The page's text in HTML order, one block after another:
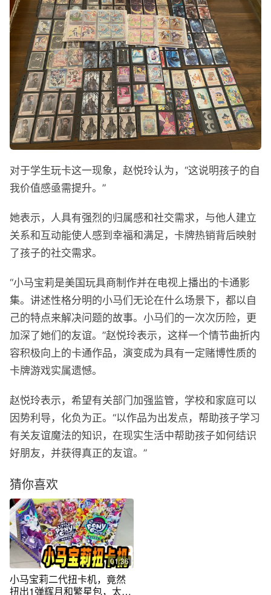
对于学生玩卡这一现象，赵悦玲认为，“这说明孩子的自
我价值感亟需提升。”
她表示，人具有强烈的归属感和社交需求，与他人建立
关系和互动能使人感到幸福和满足，卡牌热销背后映射
了孩子的社交需求。
“小马宝莉是美国玩具商制作并在电视上播出的卡通影
集。讲述性格分明的小马们无论在什么场景下，都以自
己的特点来解决问题的故事。小马们的一次次历险，更
加深了她们的友谊。”赵悦玲表示，这样一个情节曲折内
容积极向上的卡通作品，演变成为具有一定赌博性质的
卡牌游戏实属遗憾。
赵悦玲表示，希望有关部门加强监管，学校和家庭可以
因势利导，化负为正。“以作品为出发点，帮助孩子学习
有关友谊魔法的知识，在现实生活中帮助孩子如何结识
好朋友，并获得真正的友谊。”
猜你喜欢
01:36
小马宝莉二代扭卡机，竟然
扭出1弹辉月和繁星包，太幸